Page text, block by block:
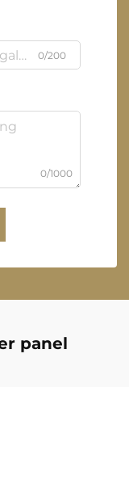
0/200
0/1000
panel